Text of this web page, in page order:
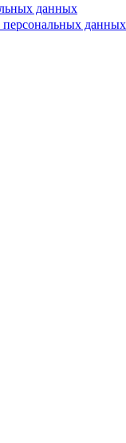
данных
персональных данных